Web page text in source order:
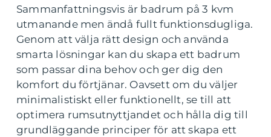
Sammanfattningsvis är badrum på 3 kvm
utmanande men ändå fullt funktionsdugliga.
Genom att välja rätt design och använda
smarta lösningar kan du skapa ett badrum
som passar dina behov och ger dig den
komfort du förtjänar. Oavsett om du väljer
minimalistiskt eller funktionellt, se till att
optimera rumsutnyttjandet och hålla dig till
grundläggande principer för att skapa ett